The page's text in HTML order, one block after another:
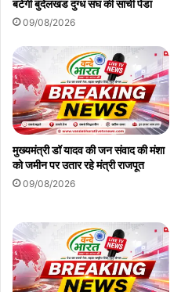
बटेगी बुंदेलखंड दुग्ध संघ की सांची पेडा
09/08/2026
मुख्यमंत्री डॉ यादव की जन संवाद की मंशा
को जमीन पर उतार रहे मंत्री राजपूत
09/08/2026